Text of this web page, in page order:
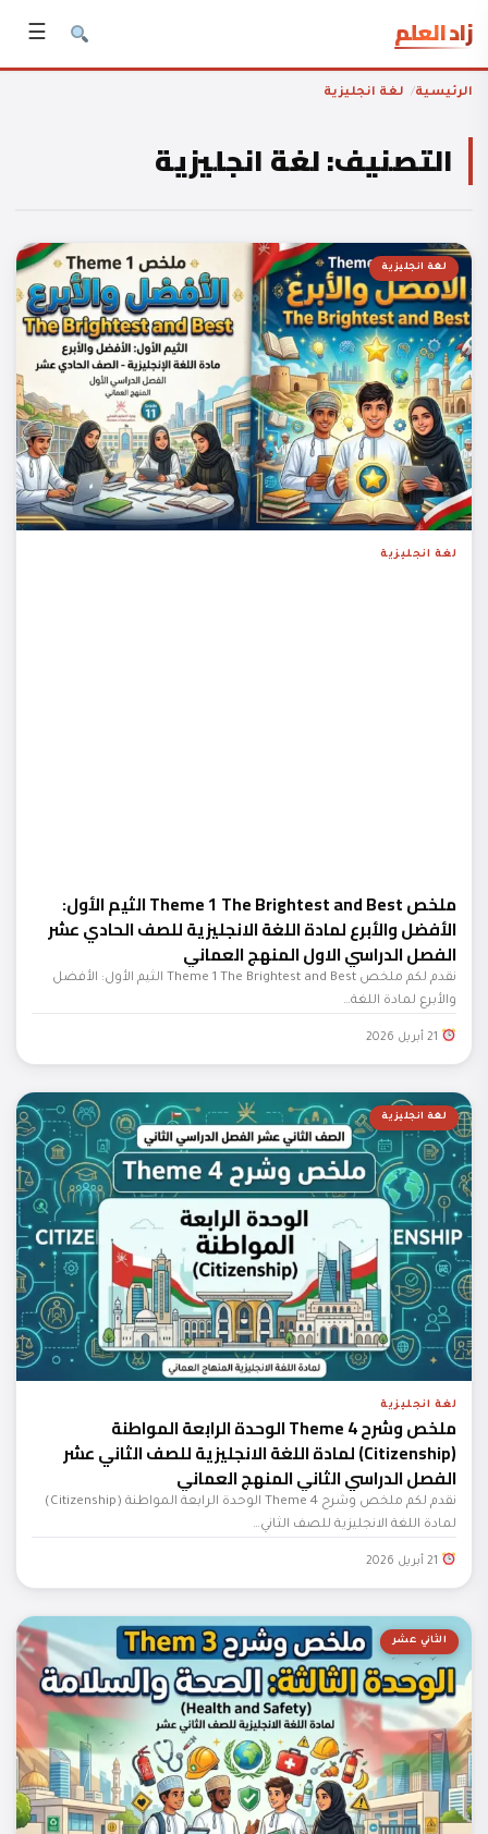
زاد العلم ☰
الرئيسية لغة انجليزية
التصنيف:لغة انجليزية
لغة انجليزية
لغة انجليزية
ملخص Theme 1 The Brightest and Best الثيم الأول:
الأفضل والأبرع لمادة اللغة الانجليزية للصف الحادي عشر
الفصل الدراسي الاول المنهج العماني
نقدم لكم ملخص Theme 1 The Brightest and Best الثيم الأول: الأفضل
والأبرع لمادة اللغة…
لغة انجليزية
لغة انجليزية
ملخص وشرح Theme 4 الوحدة الرابعة المواطنة
(Citizenship) لمادة اللغة الانجليزية للصف الثاني عشر
الفصل الدراسي الثاني المنهج العماني
نقدم لكم ملخص وشرح Theme 4 الوحدة الرابعة المواطنة (Citizenship)
لمادة اللغة الانجليزية للصف الثاني…
الثاني عشر